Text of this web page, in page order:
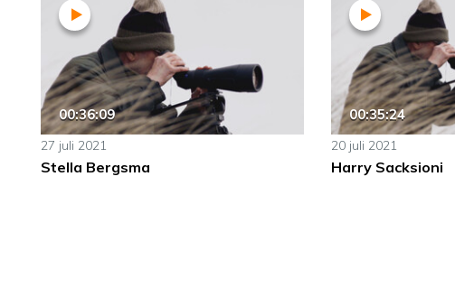
00:36:09
27 juli 2021
Stella Bergsma
00:35:24
20 juli 2021
Harry Sacksioni